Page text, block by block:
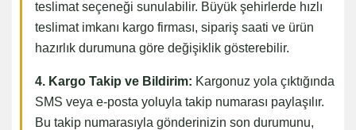
teslimat seçeneği sunulabilir. Büyük şehirlerde hızlı
teslimat imkanı kargo firması, sipariş saati ve ürün
hazırlık durumuna göre değişiklik gösterebilir.
4. Kargo Takip ve Bildirim: Kargonuz yola çıktığında
SMS veya e-posta yoluyla takip numarası paylaşılır.
Bu takip numarasıyla gönderinizin son durumunu,